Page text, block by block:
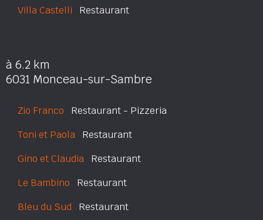
Villa Castelli Restaurant
à 6.2 km
6031 Monceau-sur-Sambre
Zio Franco Restaurant - Pizzeria
Toni et Paola Restaurant
Gino et Claudia Restaurant
Le Bambino Restaurant
Bleu du Sud Restaurant